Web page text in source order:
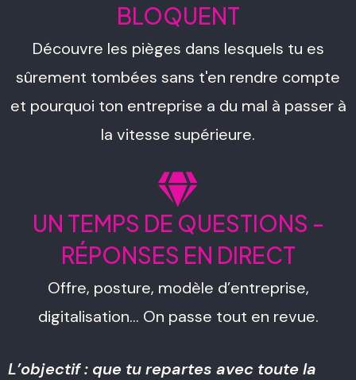
BLOQUENT
Découvre les pièges dans lesquels tu es
sûrement tombées sans t'en rendre compte
et pourquoi ton entreprise a du mal à passer à
la vitesse supérieure.
UN TEMPS DE QUESTIONS -
RÉPONSES EN DIRECT
Offre, posture, modèle d’entreprise,
digitalisation... On passe tout en revue.
L’objectif : que tu repartes avec toute la